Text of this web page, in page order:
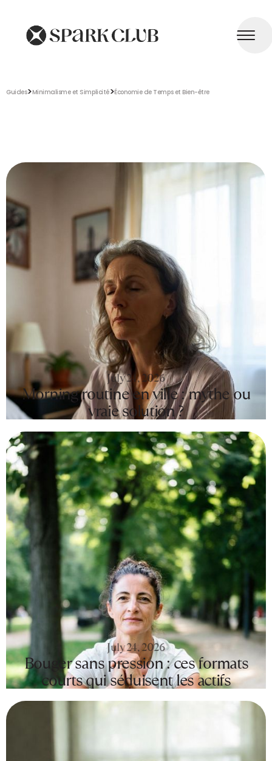
Guides>Minimalisme et Simplicité>Économie de Temps et Bien-être
July 24, 2026
Morning routine en ville : mythe ou
vraie solution ?
July 24, 2026
Bouger sans pression : ces formats
courts qui séduisent les actifs